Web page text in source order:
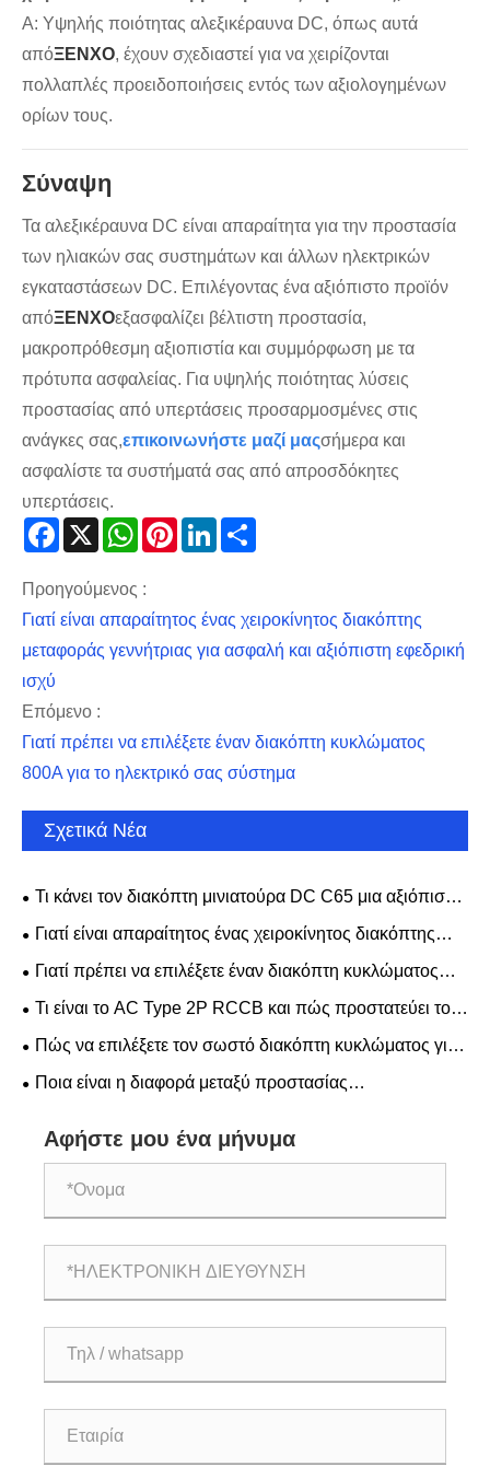
Α: Υψηλής ποιότητας αλεξικέραυνα DC, όπως αυτά
απόΞΕΝΧΟ, έχουν σχεδιαστεί για να χειρίζονται
πολλαπλές προειδοποιήσεις εντός των αξιολογημένων
ορίων τους.
Σύναψη
Τα αλεξικέραυνα DC είναι απαραίτητα για την προστασία
των ηλιακών σας συστημάτων και άλλων ηλεκτρικών
εγκαταστάσεων DC. Επιλέγοντας ένα αξιόπιστο προϊόν
απόΞΕΝΧΟεξασφαλίζει βέλτιστη προστασία,
μακροπρόθεσμη αξιοπιστία και συμμόρφωση με τα
πρότυπα ασφαλείας. Για υψηλής ποιότητας λύσεις
προστασίας από υπερτάσεις προσαρμοσμένες στις
ανάγκες σας,επικοινωνήστε μαζί μαςσήμερα και
ασφαλίστε τα συστήματά σας από απροσδόκητες
υπερτάσεις.
Facebook
X WhatsAppPinterestLinkedIn
Προηγούμενος :
Γιατί είναι απαραίτητος ένας χειροκίνητος διακόπτης
μεταφοράς γεννήτριας για ασφαλή και αξιόπιστη εφεδρική
ισχύ
Επόμενο :
Γιατί πρέπει να επιλέξετε έναν διακόπτη κυκλώματος
800A για το ηλεκτρικό σας σύστημα
Σχετικά Νέα
Τι κάνει τον διακόπτη μινιατούρα DC C65 μια αξιόπιστη
επιλογή για σύγχρονη ηλεκτρική προστασία;
Γιατί είναι απαραίτητος ένας χειροκίνητος διακόπτης
μεταφοράς γεννήτριας για ασφαλή και αξιόπιστη εφεδρική
Γιατί πρέπει να επιλέξετε έναν διακόπτη κυκλώματος
800A για το ηλεκτρικό σας σύστημα
Τι είναι το AC Type 2P RCCB και πώς προστατεύει το
ηλεκτρικό σας σύστημα
Πώς να επιλέξετε τον σωστό διακόπτη κυκλώματος για
προστασία από βραχυκύκλωμα και υπερφόρτωση;
Ποια είναι η διαφορά μεταξύ προστασίας
Αφήστε μου ένα μήνυμα